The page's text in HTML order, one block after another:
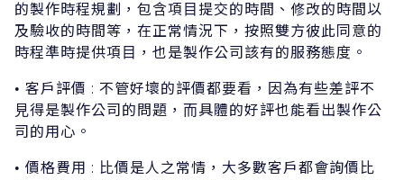
的製作時程規劃，包含項⽬提交的時間、修改的時間以
及驗收的時間等，在正常情況下，按照雙⽅彼此同意的
時程準時提供項⽬，也是製作公司該有的服務態度。
• 客戶評價 : 不管好壞的評價都要看，因為有些差評不
⾒得是製作公司的問題，⽽具體的好評也能看出製作公
司的⽤⼼。
• 價格費⽤ : ⽐價是⼈之常情，⼤多數客戶都會詢價⽐